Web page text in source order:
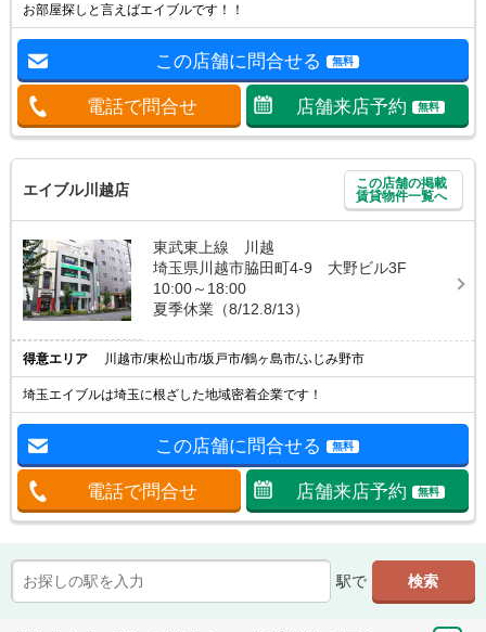
お部屋探しと言えばエイブルです！！
この店舗に問合せる 無料
電話で問合せ 店舗来店予約 無料
エイブル川越店
この店舗の掲載
賃貸物件一覧へ
東武東上線 川越
埼玉県川越市脇田町4-9 大野ビル3F
10:00～18:00
夏季休業（8/12.8/13）
得意エリア 川越市/東松山市/坂戸市/鶴ヶ島市/ふじみ野市
埼玉エイブルは埼玉に根ざした地域密着企業です！
この店舗に問合せる 無料
電話で問合せ 店舗来店予約 無料
駅で